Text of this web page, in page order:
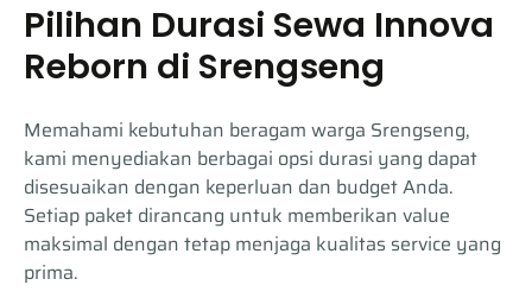
Pilihan Durasi Sewa Innova
Reborn di Srengseng
Memahami kebutuhan beragam warga Srengseng,
kami menyediakan berbagai opsi durasi yang dapat
disesuaikan dengan keperluan dan budget Anda.
Setiap paket dirancang untuk memberikan value
maksimal dengan tetap menjaga kualitas service yang
prima.